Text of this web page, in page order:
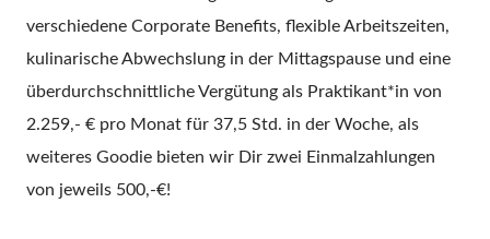
verschiedene Corporate Benefits, flexible Arbeitszeiten,
kulinarische Abwechslung in der Mittagspause und eine
überdurchschnittliche Vergütung als Praktikant*in von
2.259,- € pro Monat für 37,5 Std. in der Woche, als
weiteres Goodie bieten wir Dir zwei Einmalzahlungen
von jeweils 500,-€!